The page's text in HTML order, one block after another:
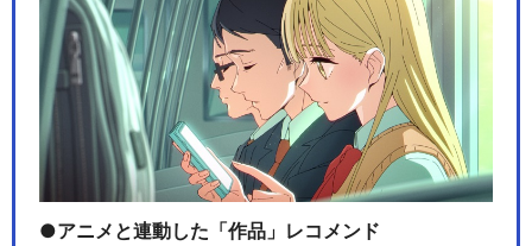
アニメと連動した「作品」レコメンド